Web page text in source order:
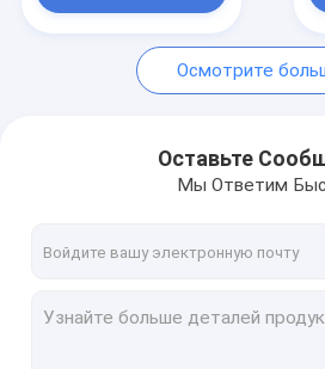
На открытом воздухе кабель
Кабель падения FTTH
Осмотрите
Оставьте
Мы Ответим